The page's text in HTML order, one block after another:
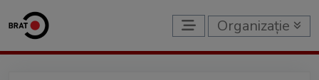
Organizație